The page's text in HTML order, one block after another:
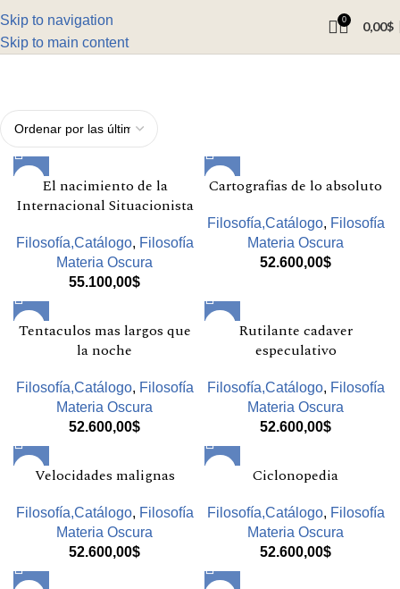
Skip to navigation
Skip to main content
0 0,00$
El nacimiento de la
Internacional Situacionista
Filosofía,Catálogo, Filosofía
Materia Oscura
55.100,00$
Cartografias de lo absoluto
Filosofía,Catálogo, Filosofía
Materia Oscura
52.600,00$
Tentaculos mas largos que
la noche
Filosofía,Catálogo, Filosofía
Materia Oscura
52.600,00$
Rutilante cadaver
especulativo
Filosofía,Catálogo, Filosofía
Materia Oscura
52.600,00$
Velocidades malignas
Filosofía,Catálogo, Filosofía
Materia Oscura
52.600,00$
Ciclonopedia
Filosofía,Catálogo, Filosofía
Materia Oscura
52.600,00$